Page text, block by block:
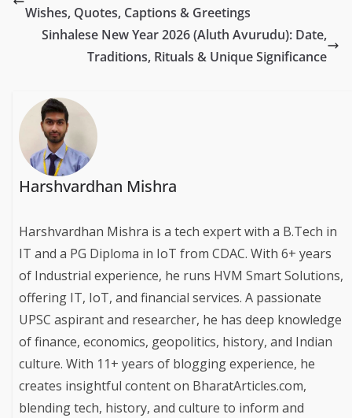
Wishes, Quotes, Captions & Greetings
Sinhalese New Year 2026 (Aluth Avurudu): Date,
Traditions, Rituals & Unique Significance
Harshvardhan Mishra
Harshvardhan Mishra is a tech expert with a B.Tech in
IT and a PG Diploma in IoT from CDAC. With 6+ years
of Industrial experience, he runs HVM Smart Solutions,
offering IT, IoT, and financial services. A passionate
UPSC aspirant and researcher, he has deep knowledge
of finance, economics, geopolitics, history, and Indian
culture. With 11+ years of blogging experience, he
creates insightful content on BharatArticles.com,
blending tech, history, and culture to inform and